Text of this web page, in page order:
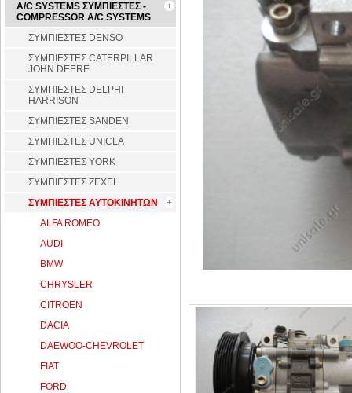
A/C SYSTEMS ΣΥΜΠΙΕΣΤΕΣ -
COMPRESSOR A/C SYSTEMS
ΣΥΜΠΙΕΣΤΕΣ DENSO
ΣΥΜΠΙΕΣΤΕΣ CATERPILLAR
JOHN DEERE
ΣΥΜΠΙΕΣΤΕΣ DELPHI
HARRISON
ΣΥΜΠΙΕΣΤΕΣ SANDEN
ΣΥΜΠΙΕΣΤΕΣ UNICLA
ΣΥΜΠΙΕΣΤΕΣ YORK
ΣΥΜΠΙΕΣΤΕΣ ZEXEL
ΣΥΜΠΙΕΣΤΕΣ ΑΥΤΟΚΙΝΗΤΩΝ
ALFA ROMEO
AUDI
BMW
CHRYSLER
CITROEN
DACIA
DAEWOO-CHEVROLET
FIAT
FORD